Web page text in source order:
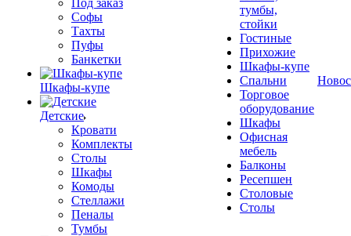
Под заказ
Софы
Тахты
Пуфы
Банкетки
Шкафы-купе
Детские
Кровати
Комплекты
Столы
Шкафы
Комоды
Стеллажи
Пеналы
Тумбы
тумбы,
стойки
Гостиные
Прихожие
Шкафы-купе
Спальни
Торговое
оборудование
Шкафы
Офисная
мебель
Балконы
Ресепшен
Столовые
Столы